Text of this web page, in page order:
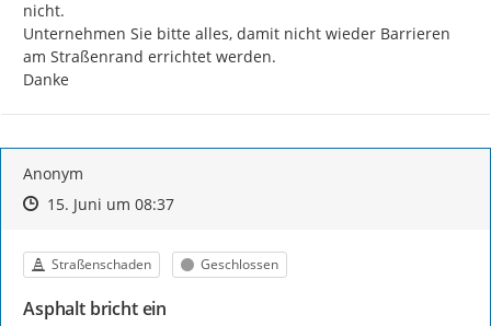
nicht.
Unternehmen Sie bitte alles, damit nicht wieder Barrieren
am Straßenrand errichtet werden.
Danke
Anonym
Zeitpunkt des Erstellens
Zeitpunkt des Erstellens
15. Juni um 08:37Zur Äußerung
Kategorie
Straßenschaden Status
Geschlossen
Asphalt bricht ein